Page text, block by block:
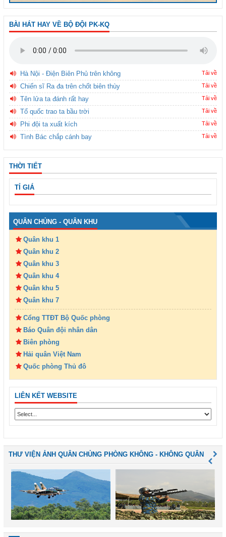
BÀI HÁT HAY VỀ BỘ ĐỘI PK-KQ
Hà Nội - Điện Biên Phủ trên không Tải về
Chiến sĩ Ra đa trên chốt biên thùy Tải về
Tên lửa ta đánh rất hay Tải về
Tổ quốc trao ta bầu trời Tải về
Phi đội ta xuất kích Tải về
Tình Bác chắp cánh bay Tải về
THỜI TIẾT
TỈ GIÁ
QUÂN CHỦNG - QUÂN KHU
Quân khu 1
Quân khu 2
Quân khu 3
Quân khu 4
Quân khu 5
Quân khu 7
Cổng TTĐT Bộ Quốc phòng
Báo Quân đội nhân dân
Biên phòng
Hải quân Việt Nam
Quốc phòng Thủ đô
LIÊN KẾT WEBSITE
THƯ VIỆN ẢNH QUÂN CHỦNG PHÒNG KHÔNG - KHÔNG QUÂN